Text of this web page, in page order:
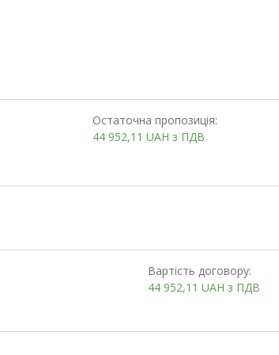
Остаточна пропозиція:
44 952,11 UAH з ПДВ
Вартість договору:
44 952,11 UAH з ПДВ